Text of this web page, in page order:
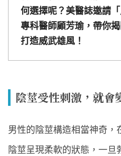
何選擇呢？美醫誌邀請
專科醫師顧芳瑜，帶你
打造威武雄風！
陰莖受性刺激，就會
男性的陰莖構造相當神奇，
陰莖呈現柔軟的狀態，一旦